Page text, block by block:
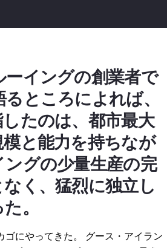
イングの創業者で
ところによれば、
たのは、都市最大
と能力を持ちなが
グの少量生産の完
く、猛烈に独立し
。
にやってきた。 グース・アイラン